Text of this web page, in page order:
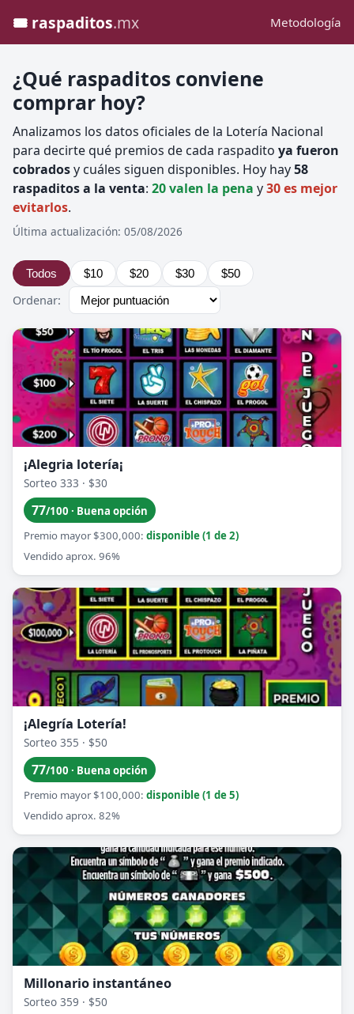
🎟️ raspaditos.mx Metodología
¿Qué raspaditos conviene
comprar hoy?
Analizamos los datos oficiales de la Lotería Nacional
para decirte qué premios de cada raspadito ya fueron
cobradosy cuáles siguen disponibles. Hoy hay58
raspaditos a la venta: 20 valen la pena y30 es mejor
evitarlos.
Última actualización: 05/08/2026
Todos $10 $20 $30 $50
Ordenar:
¡Alegria lotería¡
Sorteo 333 · $30
77/100 · Buena opción
Premio mayor $300,000: disponible (1 de 2)
Vendido aprox. 96%
¡Alegría Lotería!
Sorteo 355 · $50
77/100 · Buena opción
Premio mayor $100,000: disponible (1 de 5)
Vendido aprox. 82%
Millonario instantáneo
Sorteo 359 · $50